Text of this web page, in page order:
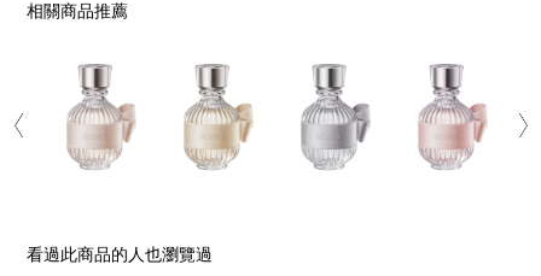
相關商品推薦
看過此商品的人也瀏覽過